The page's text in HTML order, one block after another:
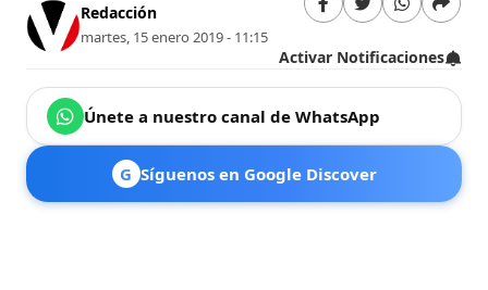
Redacción
martes, 15 enero 2019 - 11:15
Activar Notificaciones
Únete a nuestro canal de WhatsApp
G Síguenos en Google Discover